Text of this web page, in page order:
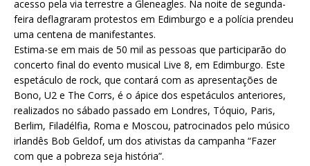
acesso pela via terrestre a Gleneagles. Na noite de segunda-
feira deflagraram protestos em Edimburgo e a polícia prendeu
uma centena de manifestantes.
Estima-se em mais de 50 mil as pessoas que participarão do
concerto final do evento musical Live 8, em Edimburgo. Este
espetáculo de rock, que contará com as apresentações de
Bono, U2 e The Corrs, é o ápice dos espetáculos anteriores,
realizados no sábado passado em Londres, Tóquio, Paris,
Berlim, Filadélfia, Roma e Moscou, patrocinados pelo músico
irlandês Bob Geldof, um dos ativistas da campanha “Fazer
com que a pobreza seja história”.